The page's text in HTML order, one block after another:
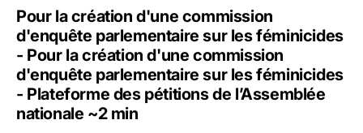
Pour la création d'une commission
d'enquête parlementaire sur les féminicides
- Pour la création d'une commission
d'enquête parlementaire sur les féminicides
- Plateforme des pétitions de l’Assemblée
nationale ~2 min